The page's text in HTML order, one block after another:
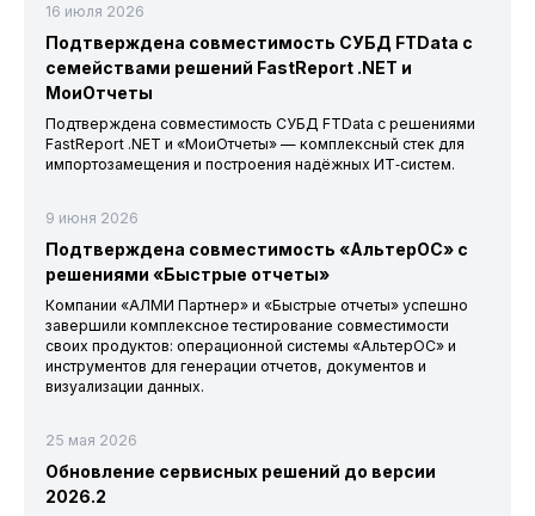
16 июля 2026
Подтверждена совместимость СУБД FTData с
семействами решений FastReport .NET и
МоиОтчеты
Подтверждена совместимость СУБД FTData с решениями
FastReport .NET и «МоиОтчеты» — комплексный стек для
импортозамещения и построения надёжных ИТ‑систем.
9 июня 2026
Подтверждена совместимость «АльтерОС» с
решениями «Быстрые отчеты»
Компании «АЛМИ Партнер» и «Быстрые отчеты» успешно
завершили комплексное тестирование совместимости
своих продуктов: операционной системы «АльтерОС» и
инструментов для генерации отчетов, документов и
визуализации данных.
25 мая 2026
Обновление сервисных решений до версии
2026.2